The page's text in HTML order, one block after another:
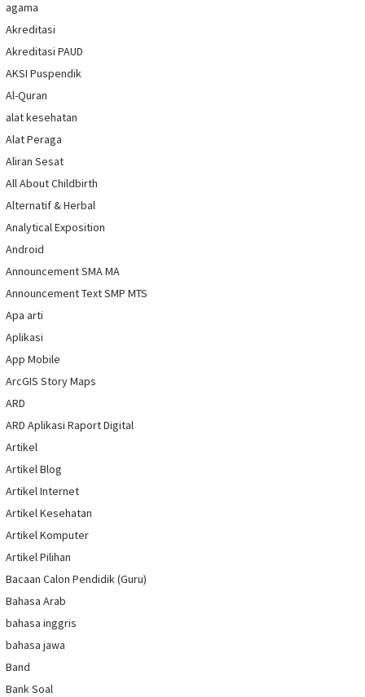
agama
Akreditasi
Akreditasi PAUD
AKSI Puspendik
Al-Quran
alat kesehatan
Alat Peraga
Aliran Sesat
All About Childbirth
Alternatif & Herbal
Analytical Exposition
Android
Announcement SMA MA
Announcement Text SMP MTS
Apa arti
Aplikasi
App Mobile
ArcGIS Story Maps
ARD
ARD Aplikasi Raport Digital
Artikel
Artikel Blog
Artikel Internet
Artikel Kesehatan
Artikel Komputer
Artikel Pilihan
Bacaan Calon Pendidik (Guru)
Bahasa Arab
bahasa inggris
bahasa jawa
Band
Bank Soal